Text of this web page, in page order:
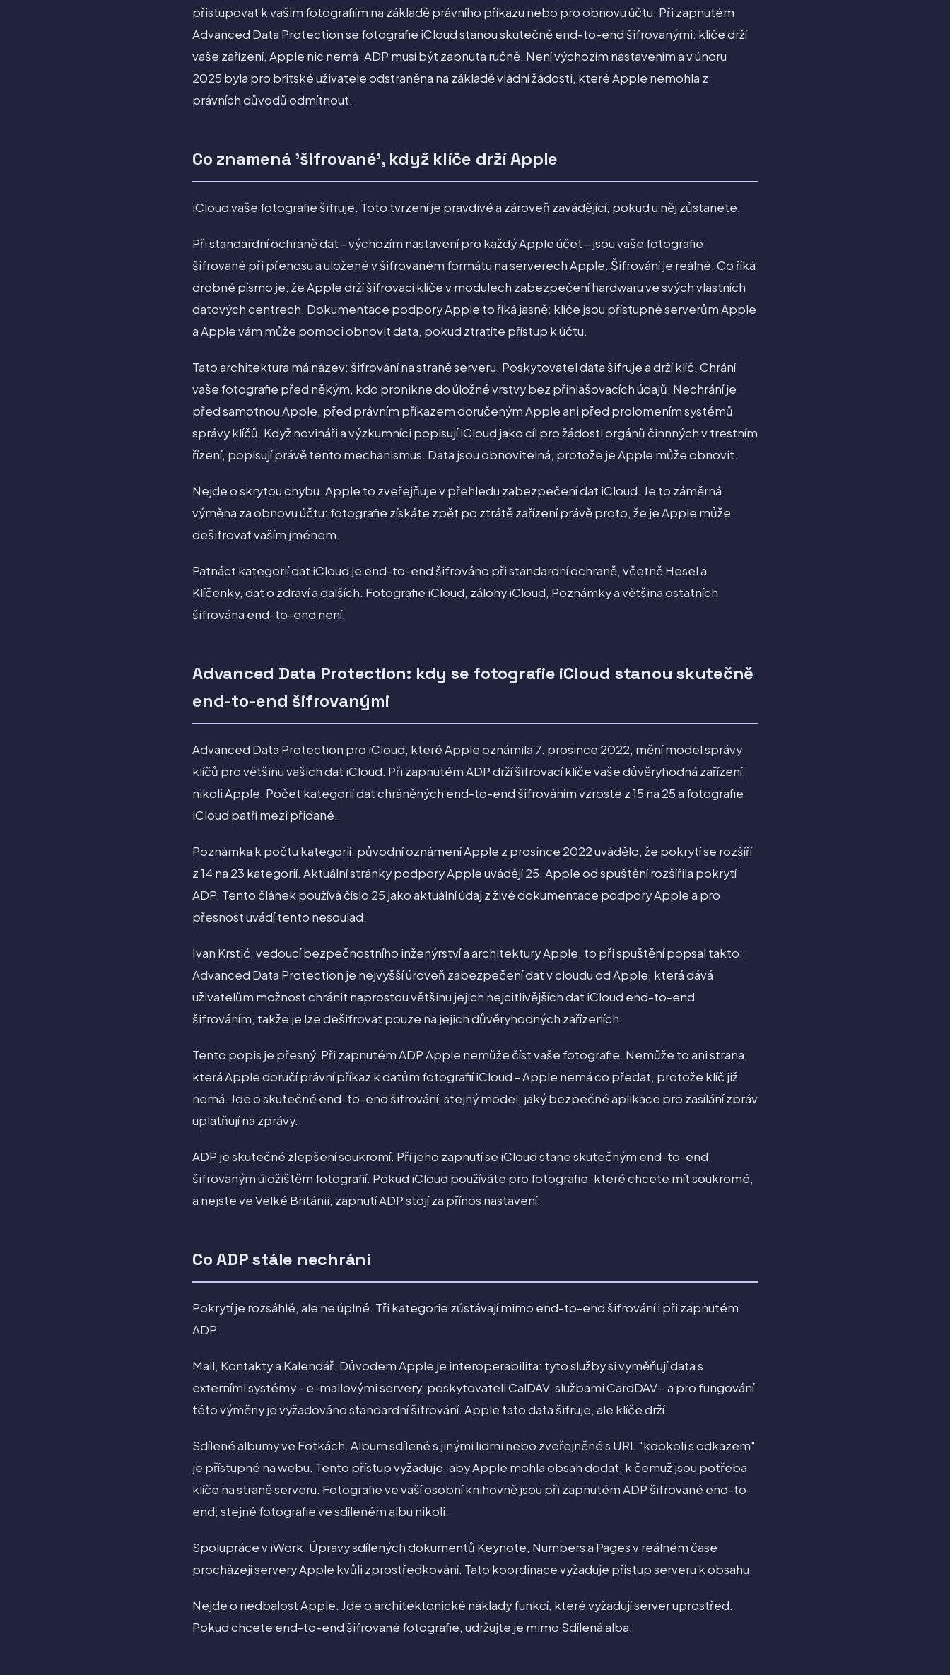
přistupovat k vašim fotografiím na základě právního příkazu nebo pro obnovu účtu. Při zapnutém
Advanced Data Protection se fotografie iCloud stanou skutečně end-to-end šifrovanými: klíče drží
vaše zařízení, Apple nic nemá. ADP musí být zapnuta ručně. Není výchozím nastavením a v únoru
2025 byla pro britské uživatele odstraněna na základě vládní žádosti, které Apple nemohla z
právních důvodů odmítnout.
Co znamená 'šifrované', když klíče drží Apple
iCloud vaše fotografie šifruje. Toto tvrzení je pravdivé a zároveň zavádějící, pokud u něj zůstanete.
Při standardní ochraně dat - výchozím nastavení pro každý Apple účet - jsou vaše fotografie
šifrované při přenosu a uložené v šifrovaném formátu na serverech Apple. Šifrování je reálné. Co říká
drobné písmo je, že Apple drží šifrovací klíče v modulech zabezpečení hardwaru ve svých vlastních
datových centrech. Dokumentace podpory Apple to říká jasně: klíče jsou přístupné serverům Apple
a Apple vám může pomoci obnovit data, pokud ztratíte přístup k účtu.
Tato architektura má název: šifrování na straně serveru. Poskytovatel data šifruje a drží klíč. Chrání
vaše fotografie před někým, kdo pronikne do úložné vrstvy bez přihlašovacích údajů. Nechrání je
před samotnou Apple, před právním příkazem doručeným Apple ani před prolomením systémů
správy klíčů. Když novináři a výzkumníci popisují iCloud jako cíl pro žádosti orgánů činnných v trestním
řízení, popisují právě tento mechanismus. Data jsou obnovitelná, protože je Apple může obnovit.
Nejde o skrytou chybu. Apple to zveřejňuje v přehledu zabezpečení dat iCloud. Je to záměrná
výměna za obnovu účtu: fotografie získáte zpět po ztrátě zařízení právě proto, že je Apple může
dešifrovat vaším jménem.
Patnáct kategorií dat iCloud je end-to-end šifrováno při standardní ochraně, včetně Hesel a
Klíčenky, dat o zdraví a dalších. Fotografie iCloud, zálohy iCloud, Poznámky a většina ostatních
šifrována end-to-end není.
Advanced Data Protection: kdy se fotografie iCloud stanou skutečně
end-to-end šifrovanými
Advanced Data Protection pro iCloud, které Apple oznámila 7. prosince 2022, mění model správy
klíčů pro většinu vašich dat iCloud. Při zapnutém ADP drží šifrovací klíče vaše důvěryhodná zařízení,
nikoli Apple. Počet kategorií dat chráněných end-to-end šifrováním vzroste z 15 na 25 a fotografie
iCloud patří mezi přidané.
Poznámka k počtu kategorií: původní oznámení Apple z prosince 2022 uvádělo, že pokrytí se rozšíří
z 14 na 23 kategorií. Aktuální stránky podpory Apple uvádějí 25. Apple od spuštění rozšířila pokrytí
ADP. Tento článek používá číslo 25 jako aktuální údaj z živé dokumentace podpory Apple a pro
přesnost uvádí tento nesoulad.
Ivan Krstić, vedoucí bezpečnostního inženýrství a architektury Apple, to při spuštění popsal takto:
Advanced Data Protection je nejvyšší úroveň zabezpečení dat v cloudu od Apple, která dává
uživatelům možnost chránit naprostou většinu jejich nejcitlivějších dat iCloud end-to-end
šifrováním, takže je lze dešifrovat pouze na jejich důvěryhodných zařízeních.
Tento popis je přesný. Při zapnutém ADP Apple nemůže číst vaše fotografie. Nemůže to ani strana,
která Apple doručí právní příkaz k datům fotografií iCloud - Apple nemá co předat, protože klíč již
nemá. Jde o skutečné end-to-end šifrování, stejný model, jaký bezpečné aplikace pro zasílání zpráv
uplatňují na zprávy.
ADP je skutečné zlepšení soukromí. Při jeho zapnutí se iCloud stane skutečným end-to-end
šifrovaným úložištěm fotografií. Pokud iCloud používáte pro fotografie, které chcete mít soukromé,
a nejste ve Velké Británii, zapnutí ADP stojí za přínos nastavení.
Co ADP stále nechrání
Pokrytí je rozsáhlé, ale ne úplné. Tři kategorie zůstávají mimo end-to-end šifrování i při zapnutém
ADP.
Mail, Kontakty a Kalendář. Důvodem Apple je interoperabilita: tyto služby si vyměňují data s
externími systémy - e-mailovými servery, poskytovateli CalDAV, službami CardDAV - a pro fungování
této výměny je vyžadováno standardní šifrování. Apple tato data šifruje, ale klíče drží.
Sdílené albumy ve Fotkách. Album sdílené s jinými lidmi nebo zveřejněné s URL "kdokoli s odkazem"
je přístupné na webu. Tento přístup vyžaduje, aby Apple mohla obsah dodat, k čemuž jsou potřeba
klíče na straně serveru. Fotografie ve vaší osobní knihovně jsou při zapnutém ADP šifrované end-to-
end; stejné fotografie ve sdíleném albu nikoli.
Spolupráce v iWork. Úpravy sdílených dokumentů Keynote, Numbers a Pages v reálném čase
procházejí servery Apple kvůli zprostředkování. Tato koordinace vyžaduje přístup serveru k obsahu.
Nejde o nedbalost Apple. Jde o architektonické náklady funkcí, které vyžadují server uprostřed.
Pokud chcete end-to-end šifrované fotografie, udržujte je mimo Sdílená alba.